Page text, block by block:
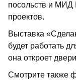
посольств и МИД
проектов.
Выставка
будет работать
она откроет
Смотрите также